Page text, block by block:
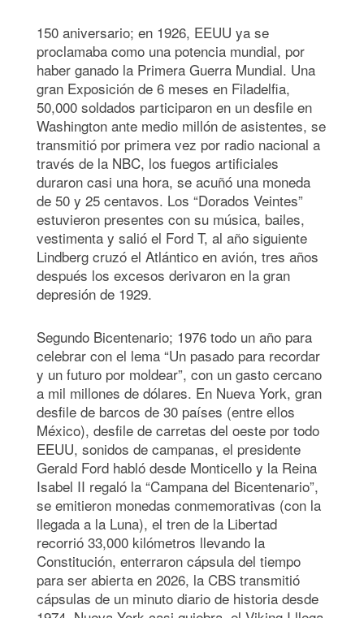
150 aniversario; en 1926, EEUU ya se
proclamaba como una potencia mundial, por
haber ganado la Primera Guerra Mundial. Una
gran Exposición de 6 meses en Filadelfia,
50,000 soldados participaron en un desfile en
Washington ante medio millón de asistentes, se
transmitió por primera vez por radio nacional a
través de la NBC, los fuegos artificiales
duraron casi una hora, se acuñó una moneda
de 50 y 25 centavos. Los “Dorados Veintes”
estuvieron presentes con su música, bailes,
vestimenta y salió el Ford T, al año siguiente
Lindberg cruzó el Atlántico en avión, tres años
después los excesos derivaron en la gran
depresión de 1929.
Segundo Bicentenario; 1976 todo un año para
celebrar con el lema “Un pasado para recordar
y un futuro por moldear”, con un gasto cercano
a mil millones de dólares. En Nueva York, gran
desfile de barcos de 30 países (entre ellos
México), desfile de carretas del oeste por todo
EEUU, sonidos de campanas, el presidente
Gerald Ford habló desde Monticello y la Reina
Isabel II regaló la “Campana del Bicentenario”,
se emitieron monedas conmemorativas (con la
llegada a la Luna), el tren de la Libertad
recorrió 33,000 kilómetros llevando la
Constitución, enterraron cápsula del tiempo
para ser abierta en 2026, la CBS transmitió
cápsulas de un minuto diario de historia desde